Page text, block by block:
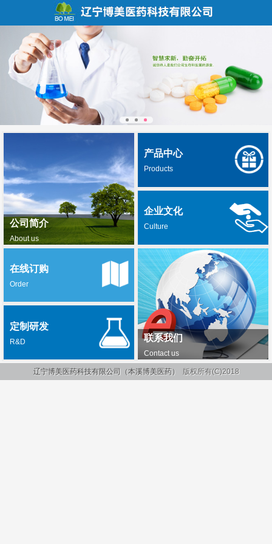
公司简介
About us
产品中心
Products
企业文化
Culture
联系我们
Contact us
在线订购
Order
定制研发
R&D
辽宁博美医药科技有限公司（本溪博美医药） 版权所有(C)2018